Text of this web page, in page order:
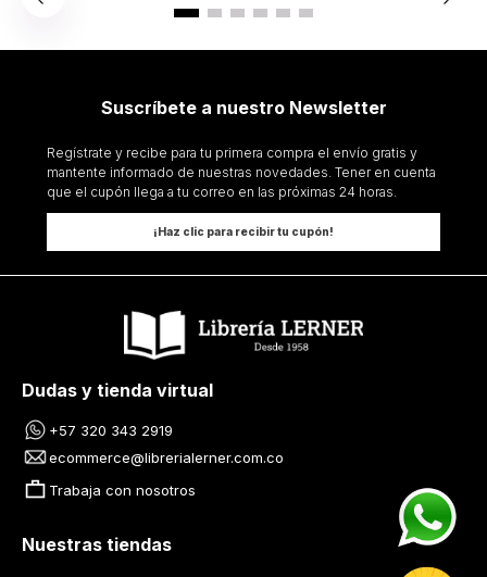
Suscríbete a nuestro Newsletter
Regístrate y recibe para tu primera compra el envío gratis y
mantente informado de nuestras novedades. Tener en cuenta
que el cupón llega a tu correo en las próximas 24 horas.
¡Haz clic para recibir tu cupón!
Dudas y tienda virtual
+57 320 343 2919
ecommerce@librerialerner.com.co
Trabaja con nosotros
Nuestras tiendas